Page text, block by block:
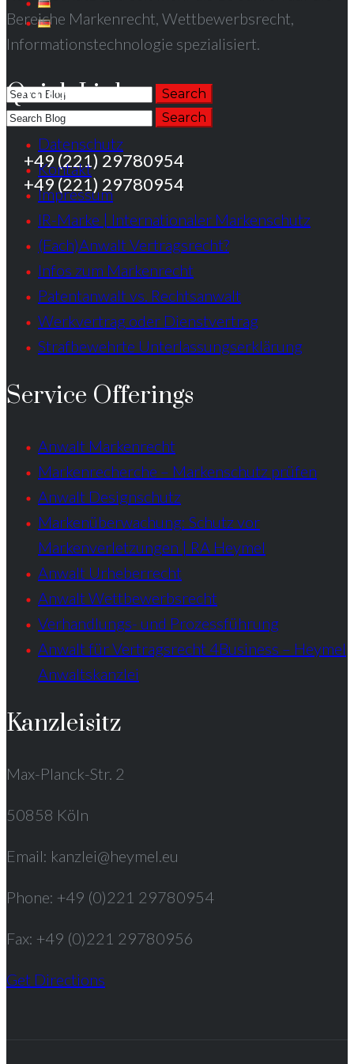
+49 (221) 29780954
+49 (221) 29780954
Bereiche Markenrecht, Wettbewerbsrecht,
Informationstechnologie spezialisiert.
Quick Links
Datenschutz
Kontakt
Impressum
IR-Marke | Internationaler Markenschutz
(Fach)Anwalt Vertragsrecht?
Infos zum Markenrecht
Patentanwalt vs. Rechtsanwalt
Werkvertrag oder Dienstvertrag
Strafbewehrte Unterlassungserklärung
Service Offerings
Anwalt Markenrecht
Markenrecherche – Markenschutz prüfen
Anwalt Designschutz
Markenüberwachung: Schutz vor
Markenverletzungen | RA Heymel
Anwalt Urheberrecht
Anwalt Wettbewerbsrecht
Verhandlungs- und Prozessführung
Anwalt für Vertragsrecht 4Business – Heymel
Anwaltskanzlei
Kanzleisitz
Max-Planck-Str. 2
50858 Köln
Email: kanzlei@heymel.eu
Phone: +49 (0)221 29780954
Fax: +49 (0)221 29780956
Get Directions